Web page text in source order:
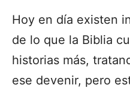
Hoy en día existen
de lo que la Biblia
historias más,
ese devenir, pero